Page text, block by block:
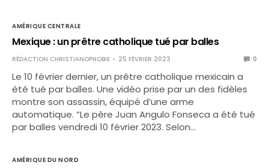
AMÉRIQUE CENTRALE
Mexique : un prêtre catholique tué par balles
RÉDACTION CHRISTIANOPHOBIE 25 FÉVRIER 2023 0
Le 10 février dernier, un prêtre catholique mexicain a
été tué par balles. Une vidéo prise par un des fidèles
montre son assassin, équipé d’une arme
automatique. “Le père Juan Angulo Fonseca a été tué
par balles vendredi 10 février 2023. Selon…
AMÉRIQUE DU NORD